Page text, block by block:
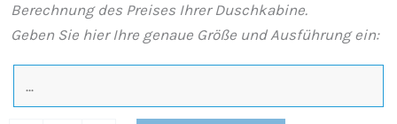
Berechnung des Preises Ihrer Duschkabine.
Geben Sie hier Ihre genaue Größe und Ausführung ein:
transparente
Glasschiebetür.
MATTWEISS-
Finish